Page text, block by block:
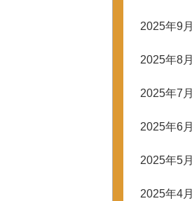
2025年9月
2025年8月
2025年7月
2025年6月
2025年5月
2025年4月